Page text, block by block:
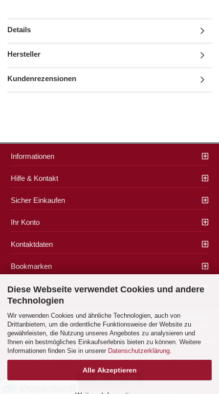
Diese Webseite verwendet Cookies und andere
Technologien
Wir verwenden Cookies und ähnliche Technologien, auch von
Drittanbietern, um die ordentliche Funktionsweise der Website zu
gewährleisten, die Nutzung unseres Angebotes zu analysieren und
Ihnen ein bestmögliches Einkaufserlebnis bieten zu können. Weitere
Informationen finden Sie in unserer Datenschutzerklärung.
Alle Akzeptieren
Details
Hersteller
Kundenrezensionen
Informationen
Hilfe & Kontakt
Sicher Einkaufen
Ihr Konto
Kontaktdaten
Bookmarken
Zahlung & Versand
Impressum|AGB|Datenschutz|Widerrufsrecht| Cookie Einstellungen
Alle Preise verstehen sich inklusive der gesetzlichen Mehrwertsteuer, zzgl.
Versandkostensoweit nicht anders gekennzeichnet.
Alle Marken- und Produktbeschreibungen sind Marken oder eingetragene Marken
der entsprechenden Eigentümer.
Copyright (c) 2017 - 2026 by Geschenke Korber. Alle Rechte vorbehalten.
Shopping Cart Software by Gambio.com © 2026 - Themes